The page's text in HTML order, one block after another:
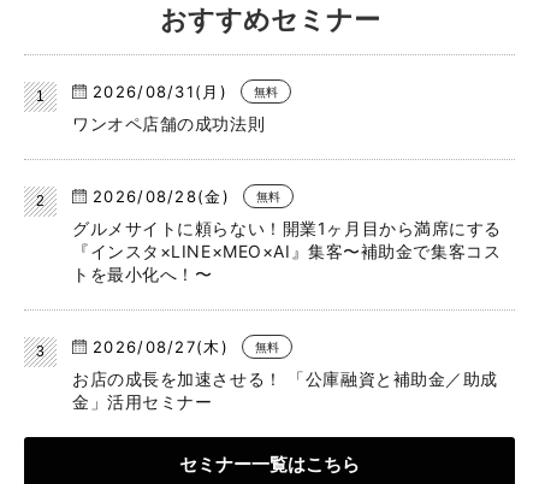
おすすめセミナー
2026/08/31(月) 無料
ワンオペ店舗の成功法則
2026/08/28(金) 無料
グルメサイトに頼らない！開業1ヶ月目から満席にする
『インスタ×LINE×MEO×AI』集客〜補助金で集客コス
トを最小化へ！〜
2026/08/27(木) 無料
お店の成長を加速させる！ 「公庫融資と補助金／助成
金」活用セミナー
セミナー一覧はこちら